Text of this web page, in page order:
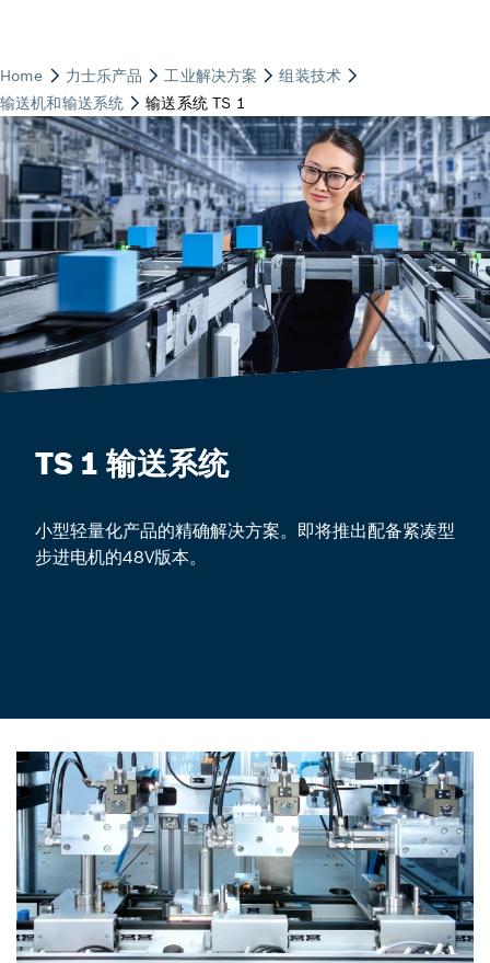
TS 1 输送系统
小型轻量化产品的精确解决方案。即将推出配备紧凑型
步进电机的48V版本。